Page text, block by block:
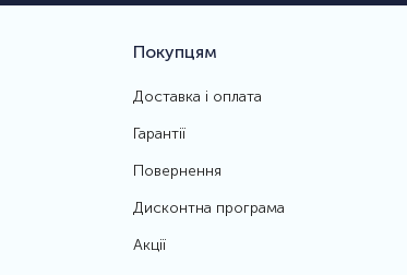
Покупцям
Доставка і оплата
Гарантії
Повернення
Дисконтна програма
Акції